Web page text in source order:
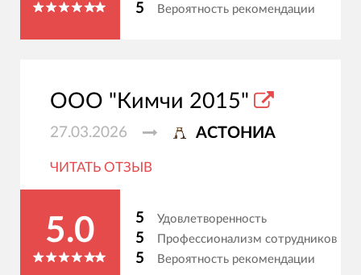
5 Вероятность рекомендации
ООО "Кимчи 2015"
27.03.2026 АСТОНИА
ЧИТАТЬ ОТЗЫВ
5.0 5 Удовлетворенность
5 Профессионализм сотрудников
5 Вероятность рекомендации